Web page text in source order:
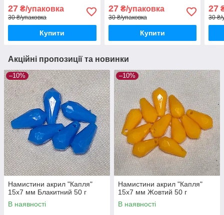
27 ₴/упаковка
30 ₴/упаковка
Купити
27₴/упаковка
30 ₴/упаковка
Купити
27
30 ₴/
Акційні пропозиції та новинки
–10%
Намистини акрил "Капля"
15х7 мм Блакитний 50 г
В наявності
–10%
Намистини акрил "Капля"
15х7 мм Жовтий 50 г
В наявності